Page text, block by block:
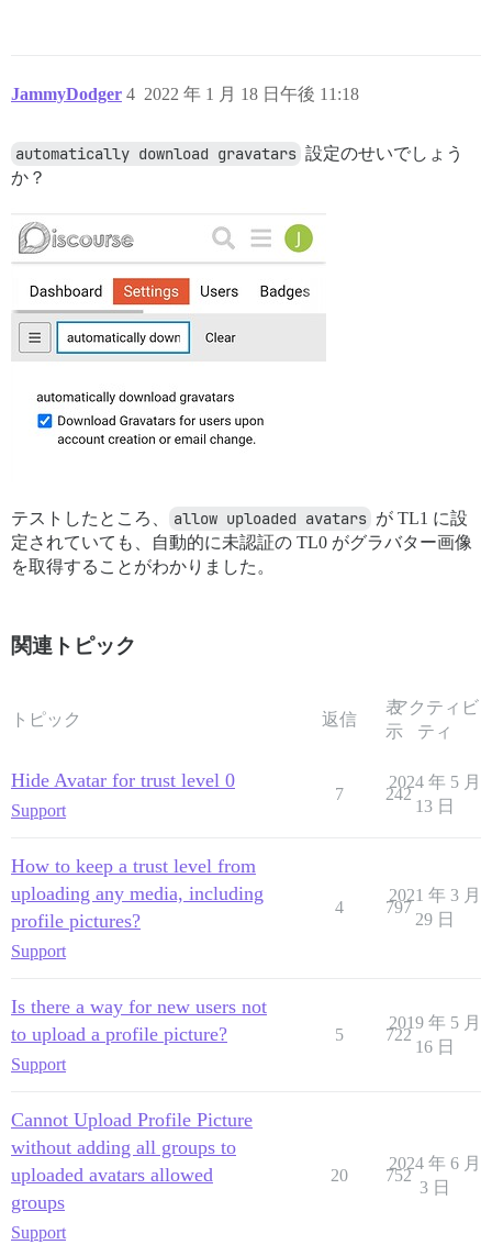
JammyDodger 2022 年 1 月 18 日午後 11:18
4
automatically download gravatars 設定のせいでしょう
か？
テストしたところ、 allow uploaded avatars が TL1 に設
定されていても、自動的に未認証の TL0 がグラバター画像
を取得することがわかりました。
関連トピック
トピック 返信
表
示
アクティビ
ティ
Hide Avatar for trust level 0
Support
7 242
2024 年 5 月
13 日
How to keep a trust level from
uploading any media, including
profile pictures?
Support
4 797
2021 年 3 月
29 日
Is there a way for new users not
to upload a profile picture?
Support
5 722
2019 年 5 月
16 日
Cannot Upload Profile Picture
without adding all groups to
uploaded avatars allowed
groups
Support
20 752
2024 年 6 月
3 日